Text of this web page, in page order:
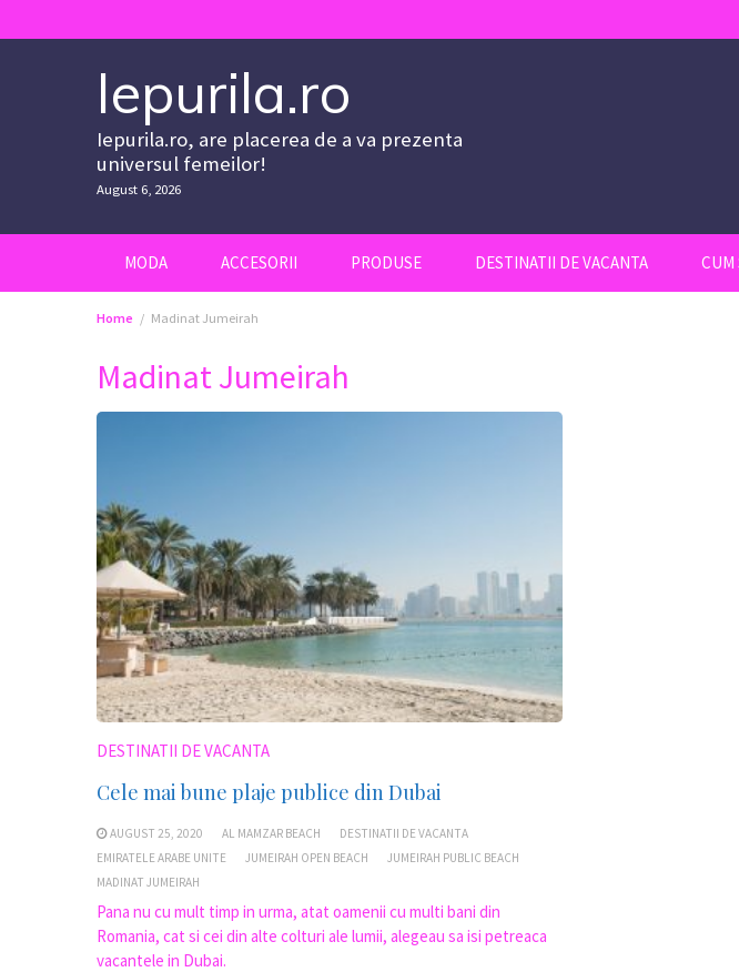
to
Iepurila.ro
Iepurila.ro, are placerea de a va prezenta
universul femeilor!
August 6, 2026
MODA ACCESORII PRODUSE DESTINATII DE VACANTA CUM
Home Madinat Jumeirah
Madinat Jumeirah
DESTINATII DE VACANTA
Cele mai bune plaje publice din Dubai
AUGUST 25, 2020 AL MAMZAR BEACH
DESTINATII DE VACANTA
EMIRATELE ARABE UNITE
JUMEIRAH OPEN BEACH
JUMEIRAH PUBLIC BEACH
MADINAT JUMEIRAH
Pana nu cu mult timp in urma, atat oamenii cu multi bani din
Romania, cat si cei din alte colturi ale lumii, alegeau sa isi petreaca
vacantele in Dubai.